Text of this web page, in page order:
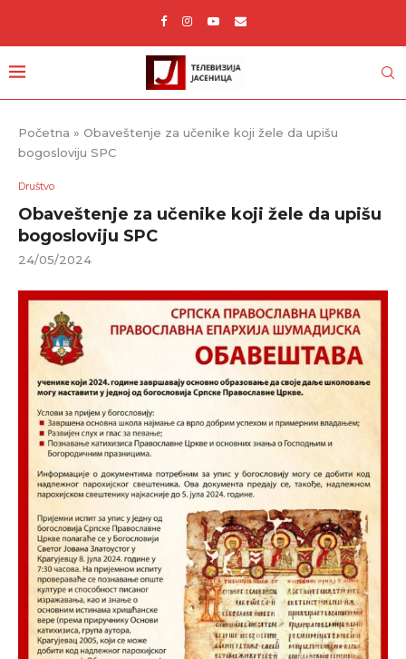
Početna » Obaveštenje za učenike koji žele da upišu
bogosloviju SPC
Društvo
Obaveštenje za učenike koji žele da upišu
bogosloviju SPC
24/05/2024